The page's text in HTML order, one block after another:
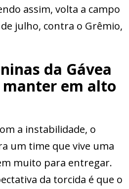
assim, volta a campo
julho, contra o Grêmio,
da Gávea
manter em alto
a instabilidade, o
um time que vive uma
muito para entregar.
da torcida é que o